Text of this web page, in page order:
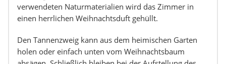
verwendeten Naturmaterialien wird das Zimmer in
einen herrlichen Weihnachtsduft gehüllt.
Den Tannenzweig kann aus dem heimischen Garten
holen oder einfach unten vom Weihnachtsbaum